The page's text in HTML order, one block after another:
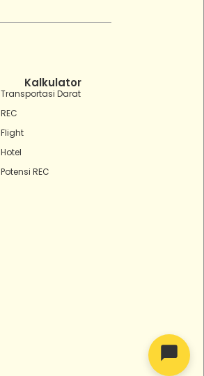
Kalkulator
Transportasi Darat
REC
Flight
Hotel
Potensi REC